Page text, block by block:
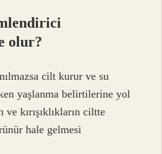
olur?
cilt kurur ve su
yaşlanma belirtilerine yol
kırışıklıkların ciltte
hale gelmesi